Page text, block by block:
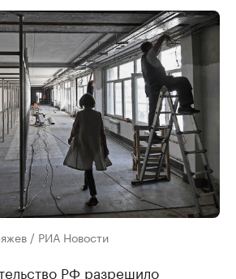
/ РИА Новости
РФ разрешило